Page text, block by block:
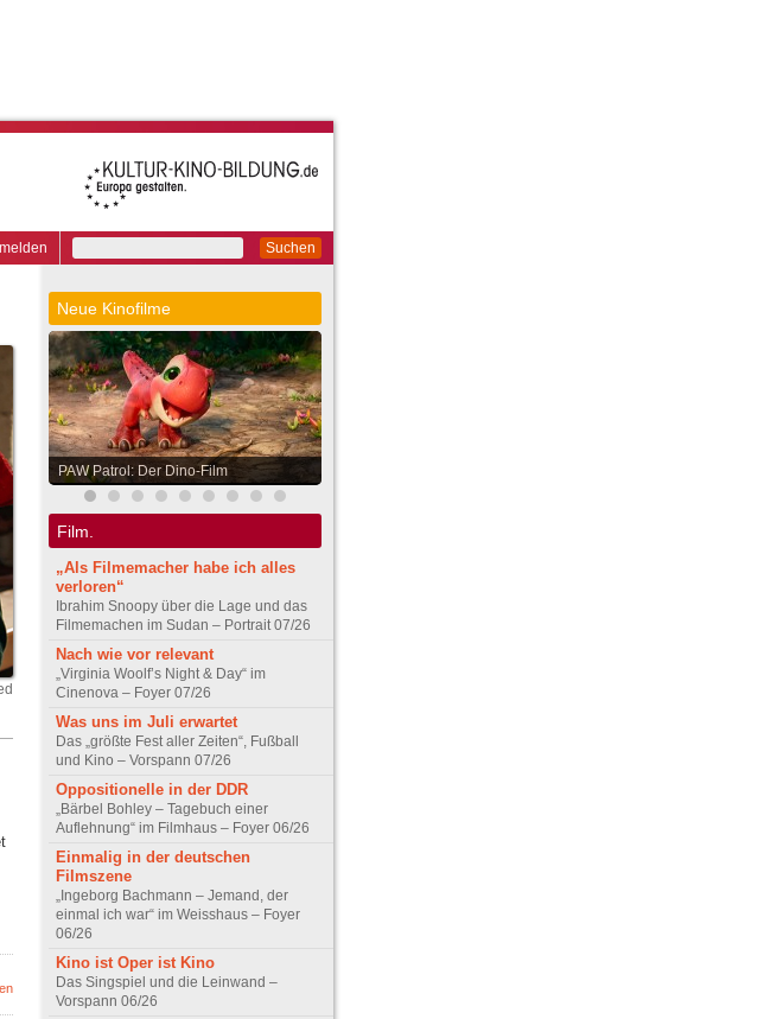
Suchen
Neue Kinofilme
PAW Patrol: Der Dino-Film
Film.
„Als Filmemacher habe ich alles
verloren“
Ibrahim Snoopy über die Lage und das
Filmemachen im Sudan – Portrait 07/26
Nach wie vor relevant
„Virginia Woolf’s Night & Day“ im
Cinenova – Foyer 07/26
Was uns im Juli erwartet
Das „größte Fest aller Zeiten“, Fußball
und Kino – Vorspann 07/26
Oppositionelle in der DDR
„Bärbel Bohley – Tagebuch einer
Auflehnung“ im Filmhaus – Foyer 06/26
Einmalig in der deutschen
Filmszene
„Ingeborg Bachmann – Jemand, der
einmal ich war“ im Weisshaus – Foyer
06/26
Kino ist Oper ist Kino
Das Singspiel und die Leinwand –
Vorspann 06/26